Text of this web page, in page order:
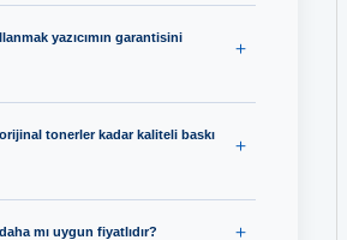
yazıcımın garantisini
tonerler kadar kaliteli baskı
mı uygun fiyatlıdır?